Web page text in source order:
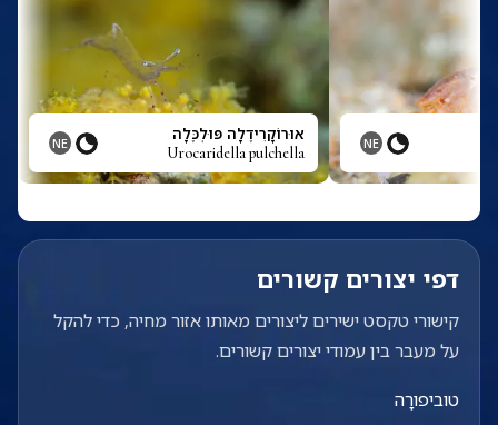
NE אוּרוֹקָרִידֶלָה פּוּלְכֶּלָה
Urocaridella pulchella
NE
דפי יצורים קשורים
קישורי טקסט ישירים ליצורים מאותו אזור מחיה, כדי להקל
על מעבר בין עמודי יצורים קשורים.
טוביפורָה